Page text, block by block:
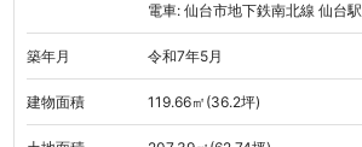
電車: 仙台市地下鉄南北線 仙台駅
築年月 令和7年5月
建物面積 119.66㎡(36.2坪)